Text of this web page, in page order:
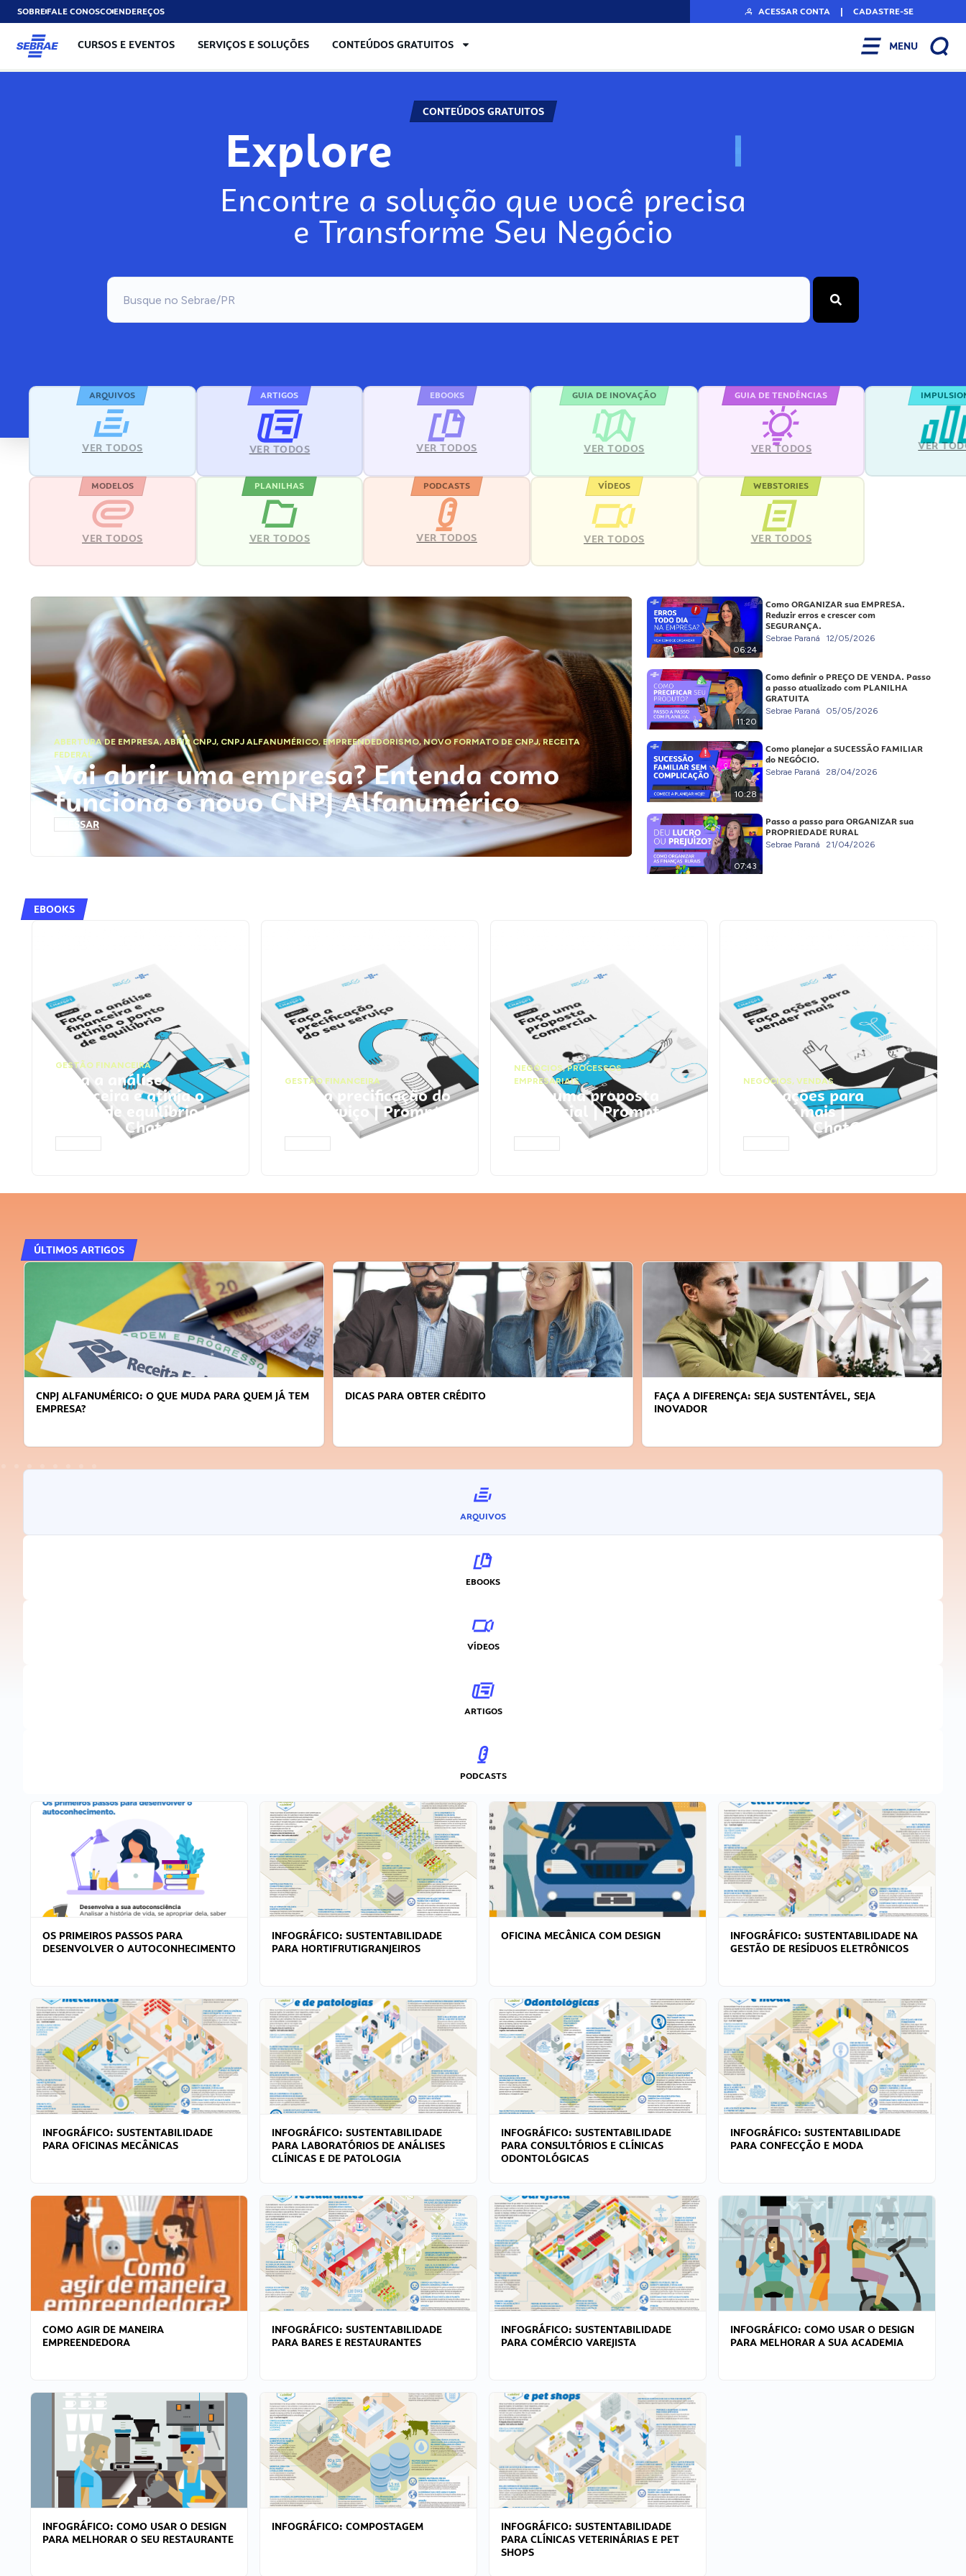
SOBREFALE CONOSCOENDEREÇOS ACESSAR CONTA | CADASTRE-SE
CURSOS E EVENTOS SERVIÇOS E SOLUÇÕES CONTEÚDOS GRATUITOS MENU
CONTEÚDOS GRATUITOS
Explore N
Encontre a solução que você precisa
e Transforme Seu Negócio
ARQUIVOS
VER TODOS
ARTIGOS
VER TODOS
EBOOKS
VER TODOS
GUIA DE INOVAÇÃO
VER TODOS
GUIA DE TENDÊNCIAS
VER TODOS VER
MODELOS
VER TODOS
PLANILHAS
VER TODOS
PODCASTS
VER TODOS
VÍDEOS
VER TODOS
WEBSTORIES
VER TODOS
ABERTURA DE EMPRESA,ABRIR CNPJ, CNPJ ALFANUMÉRICO, EMPREENDEDORISMO,NOVO FORMATO DE CNPJ,RECEITA
FEDERAL
Vai abrir uma empresa? Entenda como
funciona o novo CNPJ Alfanumérico
ACESSAR
06:24
Como ORGANIZAR sua EMPRESA.
Reduzir erros e crescer com
SEGURANÇA.
Sebrae Paraná 12/05/2026
11:20
Como definir o PREÇO DE VENDA. Passo
a passo atualizado com PLANILHA
GRATUITA
Sebrae Paraná 05/05/2026
10:28
Como planejar a SUCESSÃO FAMILIAR
do NEGÓCIO.
Sebrae Paraná 28/04/2026
07:43
Passo a passo para ORGANIZAR sua
PROPRIEDADE RURAL
Sebrae Paraná 21/04/2026
EBOOKS
GESTÃO FINANCEIRA
Faça a análise
financeira e atinja o
ponto de equilíbrio |
Prompts ChatGPT
GESTÃO FINANCEIRA
Faça a precificação do
seu serviço | Prompts
ChatGPT
NEGÓCIOS,PROCESSOS
EMPRESARIAIS
Faça uma proposta
comercial | Prompts
ChatGPT
NEGÓCIOS, VENDAS
Faça ações para
vender mais |
Prompts ChatGPT
ÚLTIMOS ARTIGOS
DICAS PARA OBTER CRÉDITO
FAÇA A DIFERENÇA: SEJA SUSTENTÁVEL, SEJA
APRENDA A GERENCIAR O SEU TEMPO
ARQUIVOS
EBOOKS
VÍDEOS
ARTIGOS
PODCASTS
OS PRIMEIROS PASSOS PARA
DESENVOLVER O AUTOCONHECIMENTO
INFOGRÁFICO: SUSTENTABILIDADE
PARA HORTIFRUTIGRANJEIROS
OFICINA MECÂNICA COM DESIGN
INFOGRÁFICO: SUSTENTABILIDADE NA
GESTÃO DE RESÍDUOS ELETRÔNICOS
INFOGRÁFICO: SUSTENTABILIDADE
PARA OFICINAS MECÂNICAS
INFOGRÁFICO: SUSTENTABILIDADE
PARA LABORATÓRIOS DE ANÁLISES
CLÍNICAS E DE PATOLOGIA
INFOGRÁFICO: SUSTENTABILIDADE
PARA CONSULTÓRIOS E CLÍNICAS
ODONTOLÓGICAS
INFOGRÁFICO: SUSTENTABILIDADE
PARA CONFECÇÃO E MODA
COMO AGIR DE MANEIRA
EMPREENDEDORA
INFOGRÁFICO: SUSTENTABILIDADE
PARA BARES E RESTAURANTES
INFOGRÁFICO: SUSTENTABILIDADE
PARA COMÉRCIO VAREJISTA
INFOGRÁFICO: COMO USAR O DESIGN
PARA MELHORAR A SUA ACADEMIA
INFOGRÁFICO: COMO USAR O DESIGN
PARA MELHORAR O SEU RESTAURANTE
INFOGRÁFICO: COMPOSTAGEM
INFOGRÁFICO: SUSTENTABILIDADE
PARA CLÍNICAS VETERINÁRIAS E PET
SHOPS